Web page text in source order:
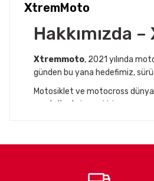
XtremMoto
Hakkımızda
Xtremmoto, 2021 yılında
günden bu yana hedefimiz,
Motosiklet ve motocross
modelleri , dayanıklı kumaş
Misyonumuz